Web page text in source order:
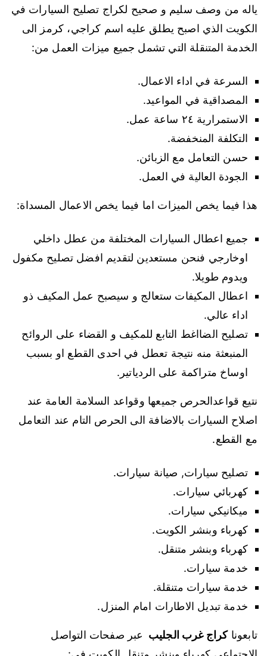
ياله من وصف سليم و صحيح لكراج تصليح السيارات في
الكويت الذي اصبح يطلق عليه اسم كراجي، كرمز الى
الخدمة المتنقلة التي تشمل جميع ميزات العمل من:
السرعة في اداء الاعمال.
المصداقية في المواعيد.
الاستمرارية ٢٤ ساعة عمل.
التكلفة المنخفضة.
حسن التعامل مع الزبائن.
الجودة العالية في العمل.
هذا فيما يخص الميزات اما فيما يخص الاعمال المسداة:
جميع اعطال السيارات المختلفة من عطل داخلي
اوخارجي فنحن مستعدين لتقديم افضل تصليح مكفول
ويدوم طويلا.
اعطال المكيفات ستعالج و سيصبح عمل المكيف ذو
اداء عالي.
تصليح الضااغط التابع للمكيف و القضاء على الروائح
المنبعثة منه نتيجة تعطل في احدى القطع او بسبب
اوساخ متراكمة على الردياتير.
نتيع قواعدالحرص جميعها وقواعد السلامة العامة عند
اصلاح السيارات بالاضافة الى الحرص التام عند التعامل
مع القطع.
تصليح سيارات, صيانة سيارات.
كهربائي سيارات.
ميكانيكي سيارات.
كهرباء وبنشر الكويت.
كهرباء وبنشر متنقل.
خدمة سيارات.
خدمة سيارات متنقلة.
خدمة تبديل الاطارات امام المنزل.
تابعوناكراج غرب الجليب عبر صفحات التواصل